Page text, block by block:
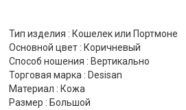
Тип изделия : Кошелек или Портмоне
Основной цвет : Коричневый
Способ ношения : Вертикально
Торговая марка : Desisan
Материал : Кожа
Размер : Большой